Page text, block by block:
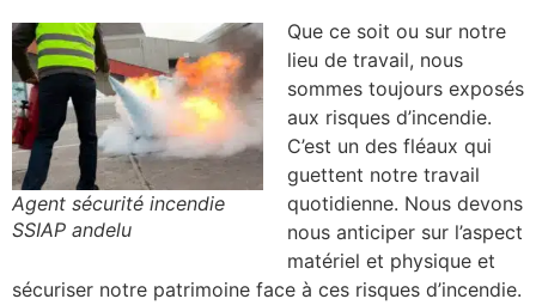
Agent sécurité incendie
SSIAP andelu
Que ce soit ou sur notre
lieu de travail, nous
sommes toujours exposés
aux risques d’incendie.
C’est un des fléaux qui
guettent notre travail
quotidienne. Nous devons
nous anticiper sur l’aspect
matériel et physique et
sécuriser notre patrimoine face à ces risques d’incendie.